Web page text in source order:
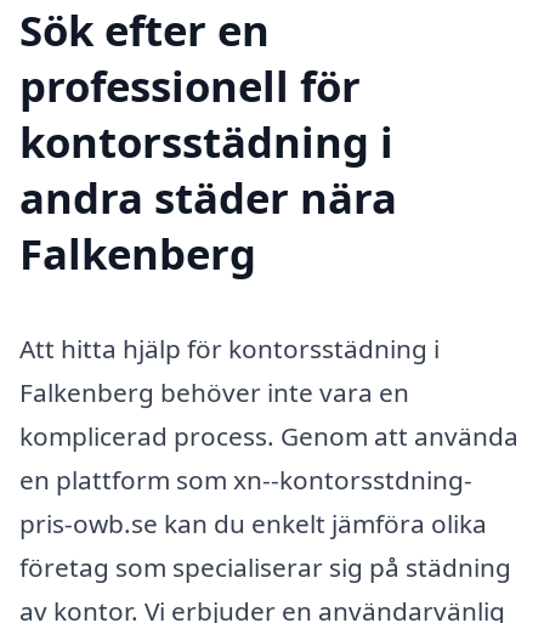
Sök efter en
professionell för
kontorsstädning i
andra städer nära
Falkenberg
Att hitta hjälp för kontorsstädning i
Falkenberg behöver inte vara en
komplicerad process. Genom att använda
en plattform som xn--kontorsstdning-
pris-owb.se kan du enkelt jämföra olika
företag som specialiserar sig på städning
av kontor. Vi erbjuder en användarvänlig